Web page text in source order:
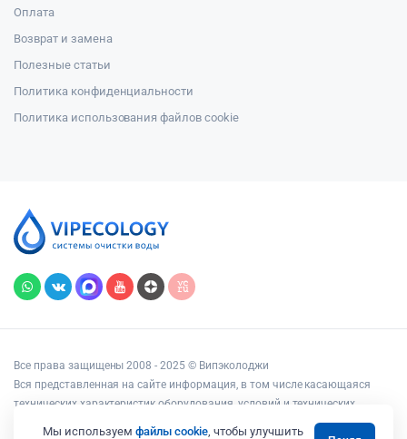
Оплата
Возврат и замена
Полезные статьи
Политика конфиденциальности
Политика использования файлов cookie
Все права защищены 2008 - 2025 © Випэколоджи
Вся представленная на сайте информация, в том числе касающаяся
технических характеристик оборудования, условий и технических
возможностей подключения, наличия на складе, стоимости товаров и
Мы используем файлы cookie, чтобы улучшить